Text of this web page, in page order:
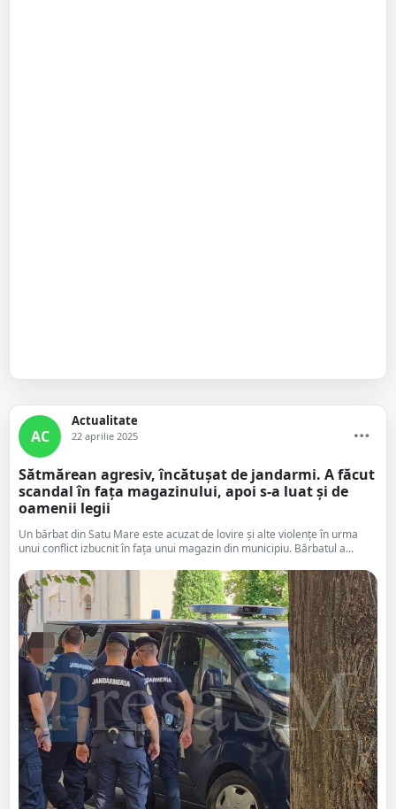
AC
Actualitate
22 aprilie 2025
Sătmărean agresiv, încătușat de jandarmi. A făcut
scandal în fața magazinului, apoi s-a luat și de
oamenii legii
Un bărbat din Satu Mare este acuzat de lovire și alte violențe în urma
unui conflict izbucnit în fața unui magazin din municipiu. Bărbatul a...